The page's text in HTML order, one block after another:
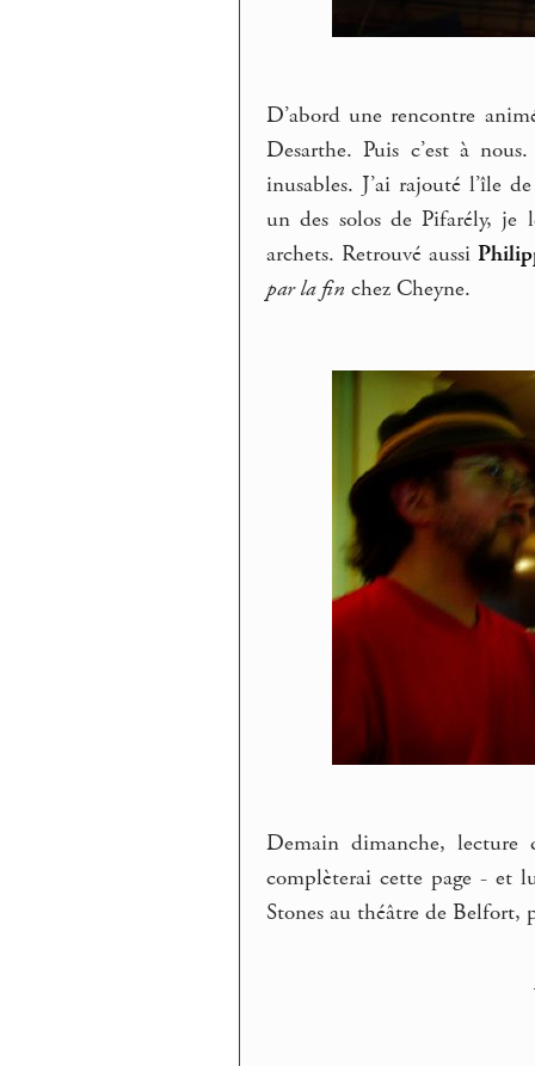
D’abord une rencontre
Desarthe. Puis c’est à
inusables. J’ai rajouté l’île
un des solos de Pifarély,
archets. Retrouvé aussi
par la fin chez Cheyne.
Demain dimanche,
complèterai cette page - et
Stones au théâtre de Belfort,